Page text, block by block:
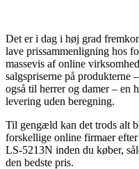
Det er i dag i høj grad
lave prissammenligning hos
massevis af online
salgspriserne på produkterne
også til herrer og damer – en
levering uden beregning.
Til gengæld kan det trods alt
forskellige online firmaer
LS-5213N inden du køber,
den bedste pris.